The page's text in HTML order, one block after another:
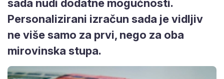
sada nudi dodatne mogućnosti.
Personalizirani izračun sada je vidljiv ne
više samo za prvi, nego za oba
mirovinska stupa.